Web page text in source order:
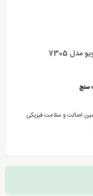
سنج
اصالت و سلامت فیزیکی